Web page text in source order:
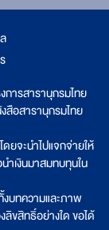
การสารานุกรมไทย
สือสารานุกรมไทย
ดยจะนำไปแจกจ่ายให้
ำเงินมาสมทบทุนใน
บทความและภาพ
ลิขสิทธิ์อย่างใด ขอได้